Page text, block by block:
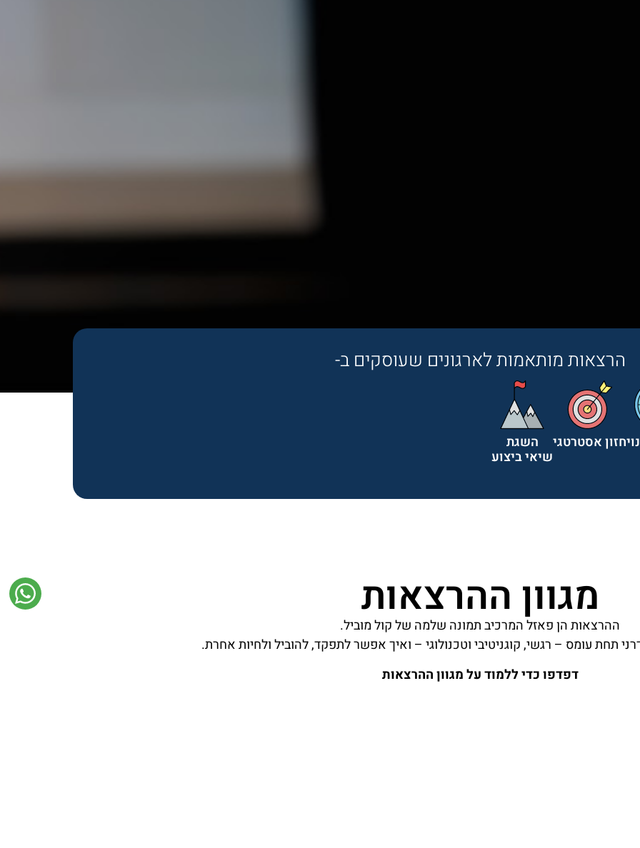
הרצאות מותאמות לארגונים שעוסקים ב-
חזון אסטרטגי השגת
שיאי ביצוע
מגוון ההרצאות
ההרצאות הן פאזל המרכיב תמונה שלמה של קול מוביל.
תחת עומס – רגשי, קוגניטיבי וטכנולוגי – ואיך אפשר לתפקד, להוביל ולחיות אחרת.
דפדפו כדי ללמוד על מגוון ההרצאות